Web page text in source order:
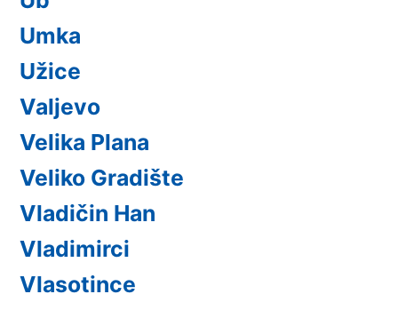
Umka
Užice
Valjevo
Velika Plana
Veliko Gradište
Vladičin Han
Vladimirci
Vlasotince